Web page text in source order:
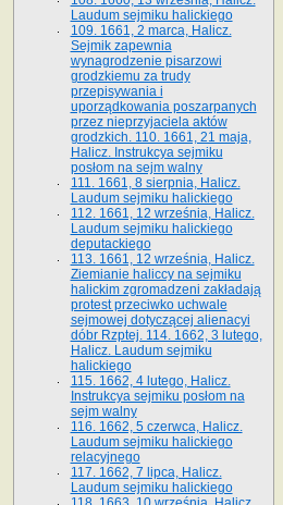
Laudum sejmiku halickiego
109. 1661, 2 marca, Halicz.
Sejmik zapewnia
wynagrodzenie pisarzowi
grodzkiemu za trudy
przepisywania i
uporządkowania poszarpanych
przez nieprzyjaciela aktów
grodzkich. 110. 1661, 21 maja,
Halicz. Instrukcya sejmiku
posłom na sejm walny
111. 1661, 8 sierpnia, Halicz.
Laudum sejmiku halickiego
112. 1661, 12 września, Halicz.
Laudum sejmiku halickiego
deputackiego
113. 1661, 12 września, Halicz.
Ziemianie haliccy na sejmiku
halickim zgromadzeni zakładają
protest przeciwko uchwale
sejmowej dotyczącej alienacyi
dóbr Rzptej. 114. 1662, 3 lutego,
Halicz. Laudum sejmiku
halickiego
115. 1662, 4 lutego, Halicz.
Instrukcya sejmiku posłom na
sejm walny
116. 1662, 5 czerwca, Halicz.
Laudum sejmiku halickiego
relacyjnego
117. 1662, 7 lipca, Halicz.
Laudum sejmiku halickiego